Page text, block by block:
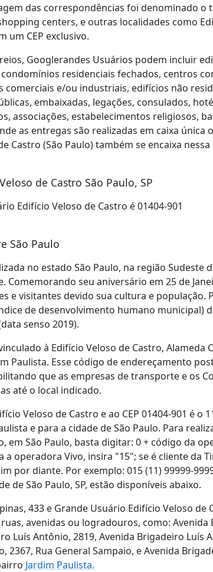
das correspondências foi denominado o
centers, e outras localidades como
um CEP exclusivo.
Googlerandes Usuários podem incluir
residenciais fechados, centros
comerciais e/ou industriais, edifícios não
embaixadas, legações, consulados,
associações, estabelecimentos religiosos,
as entregas são realizadas em caixa única
Castro (São Paulo) também se encaixa
de Castro São Paulo, SP
Edifício Veloso de Castro é 01404-901
São Paulo
no estado São Paulo, na região Sudeste
Comemorando seu aniversário em 25 de
e visitantes devido sua cultura e população.
de desenvolvimento humano municipal)
senso 2019).
à Edifício Veloso de Castro, Alameda
Paulista. Esse código de endereçamento
que as empresas de transporte e os
até o local indicado.
Veloso de Castro e ao CEP 01404-901 é o
e para a cidade de São Paulo. Para
em São Paulo, basta digitar: 0 + código da
a operadora Vivo, insira "15"; se é cliente da
por diante. Por exemplo: 015 (11) 99999-
de São Paulo, SP, estão disponíveis abaixo.
433 e Grande Usuário Edifício Veloso de
avenidas ou logradouros, como: Avenida
Luís Antônio, 2819, Avenida Brigadeiro Luís
2367, Rua General Sampaio, e Avenida
Jardim Paulista.